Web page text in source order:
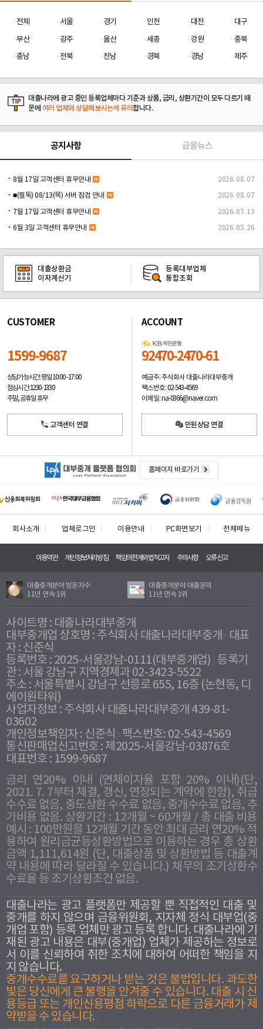
전체 서울 경기 인천 대전
대구
부산
광주 울산 세종 강원
충북
충남
전북 전남 경북 경남 제주
대출나라에 광고 중인 등록업체마다 기준과 상품, 금리, 상환기간이 모두 다르기 때
문에 여러 업체와 상담해보시는게 유리합니다.
공지사항 금융뉴스
8월 17일 고객센터 휴무안내 2026. 08. 07
■(필독) 08/13(목) 서버 점검 안내 2026. 08. 07
7월 17일 고객센터 휴무안내 2026. 07. 13
6월 3일 고객센터 휴무안내 2026. 05. 26
대출상환금
이자계산기
등록대부업체
통합조회
CUSTOMER
1599-9687
상담가능시간: 평일10:00 -17:00
점심시간: 12:30 - 13:30
주말, 공휴일 휴무
고객센터 연결
ACCOUNT
92470-2470-61
예금주: 주식회사 대출나라대부중개
팩스번호: 02-543-4569
이메일: na-0366@naver.com
민원상담 연결
홈페이지 바로가기
회사소개 업체로그인 이용안내 PC화면보기 전체메뉴
이용약관 개인정보처리방침 책임의한계와법적고지 주의사항 오류신고
대출중개분야 방문자수
11년 연속 1위
대출중개분야 대출문의
11년 연속 1위
사이트명 : 대출나라대부중개
대부중개업 상호명 : 주식회사 대출나라대부중개
대표
자 : 신준식
등록번호 : 2025-서울강남-0111(대부중개업) 등록기
관 : 서울 강남구 지역경제과 02-3423-5522
주소 : 서울특별시 강남구 선릉로 655, 16층 (논현동, 디
에이원타워)
사업자정보 : 주식회사 대출나라대부중개 439-81-
03602
개인정보책임자 : 신준식
팩스번호: 02-543-4569
통신판매업신고번호 : 제2025-서울강남-03876호
대표번호 : 1599-9687
금리 연20% 이내 (연체이자율 포함 20% 이내)(단,
2021. 7. 7부터 체결, 갱신, 연장되는 계약에 한함), 취급
수수료 없음, 중도상환 수수료 없음, 중개수수료 없음, 추
가비용 없음. 상환기간 : 12개월 ~ 60개월 / 총 대출 비용
예시 : 100만원을 12개월 기간 동안 최대 금리 연20% 적
용하여 원리금균등상환방법으로 이용하는 경우 총 상환
금액 1,111,614원 (단, 대출상품 및 상환방법 등 대출계
약 내용에 따라 달라질 수 있습니다.) 채무의 조기상환수
수료율 등 조기상환조건 없음.
대출나라는 광고 플랫폼만 제공할 뿐 직접적인 대출 및
중개를 하지 않으며 금융위원회, 지자체 정식 대부업(중
개업 포함) 등록 업체만 광고 등록 합니다. 대출나라에 기
재된 광고 내용은 대부(중개업) 업체가 제공하는 정보로
서 이를 신뢰하여 취한 조치에 대하여 어떠한 책임을 지
지 않습니다.
중개수수료를 요구하거나 받는 것은 불법입니다. 과도한
빛은 당신에게 큰 불행을 안겨줄 수 있습니다. 대출 시 신
용등급 또는 개인신용평점 하락으로 다른 금융거래가 제
약받을 수 있습니다.